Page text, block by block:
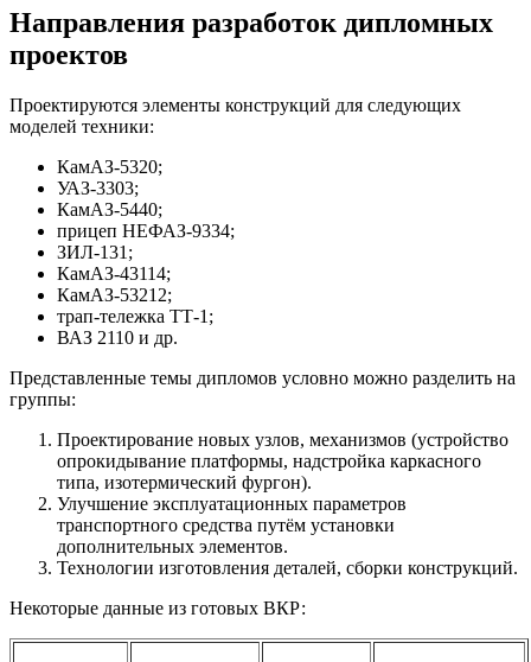
Направления разработок дипломных
проектов
Проектируются элементы конструкций для следующих
моделей техники:
КамАЗ-5320;
УАЗ-3303;
КамАЗ-5440;
прицеп НЕФАЗ-9334;
ЗИЛ-131;
КамАЗ-43114;
КамАЗ-53212;
трап-тележка ТТ-1;
ВАЗ 2110 и др.
Представленные темы дипломов условно можно разделить на
группы:
Проектирование новых узлов, механизмов (устройство
опрокидывание платформы, надстройка каркасного
типа, изотермический фургон).
Улучшение эксплуатационных параметров
транспортного средства путём установки
дополнительных элементов.
Технологии изготовления деталей, сборки конструкций.
Некоторые данные из готовых ВКР: